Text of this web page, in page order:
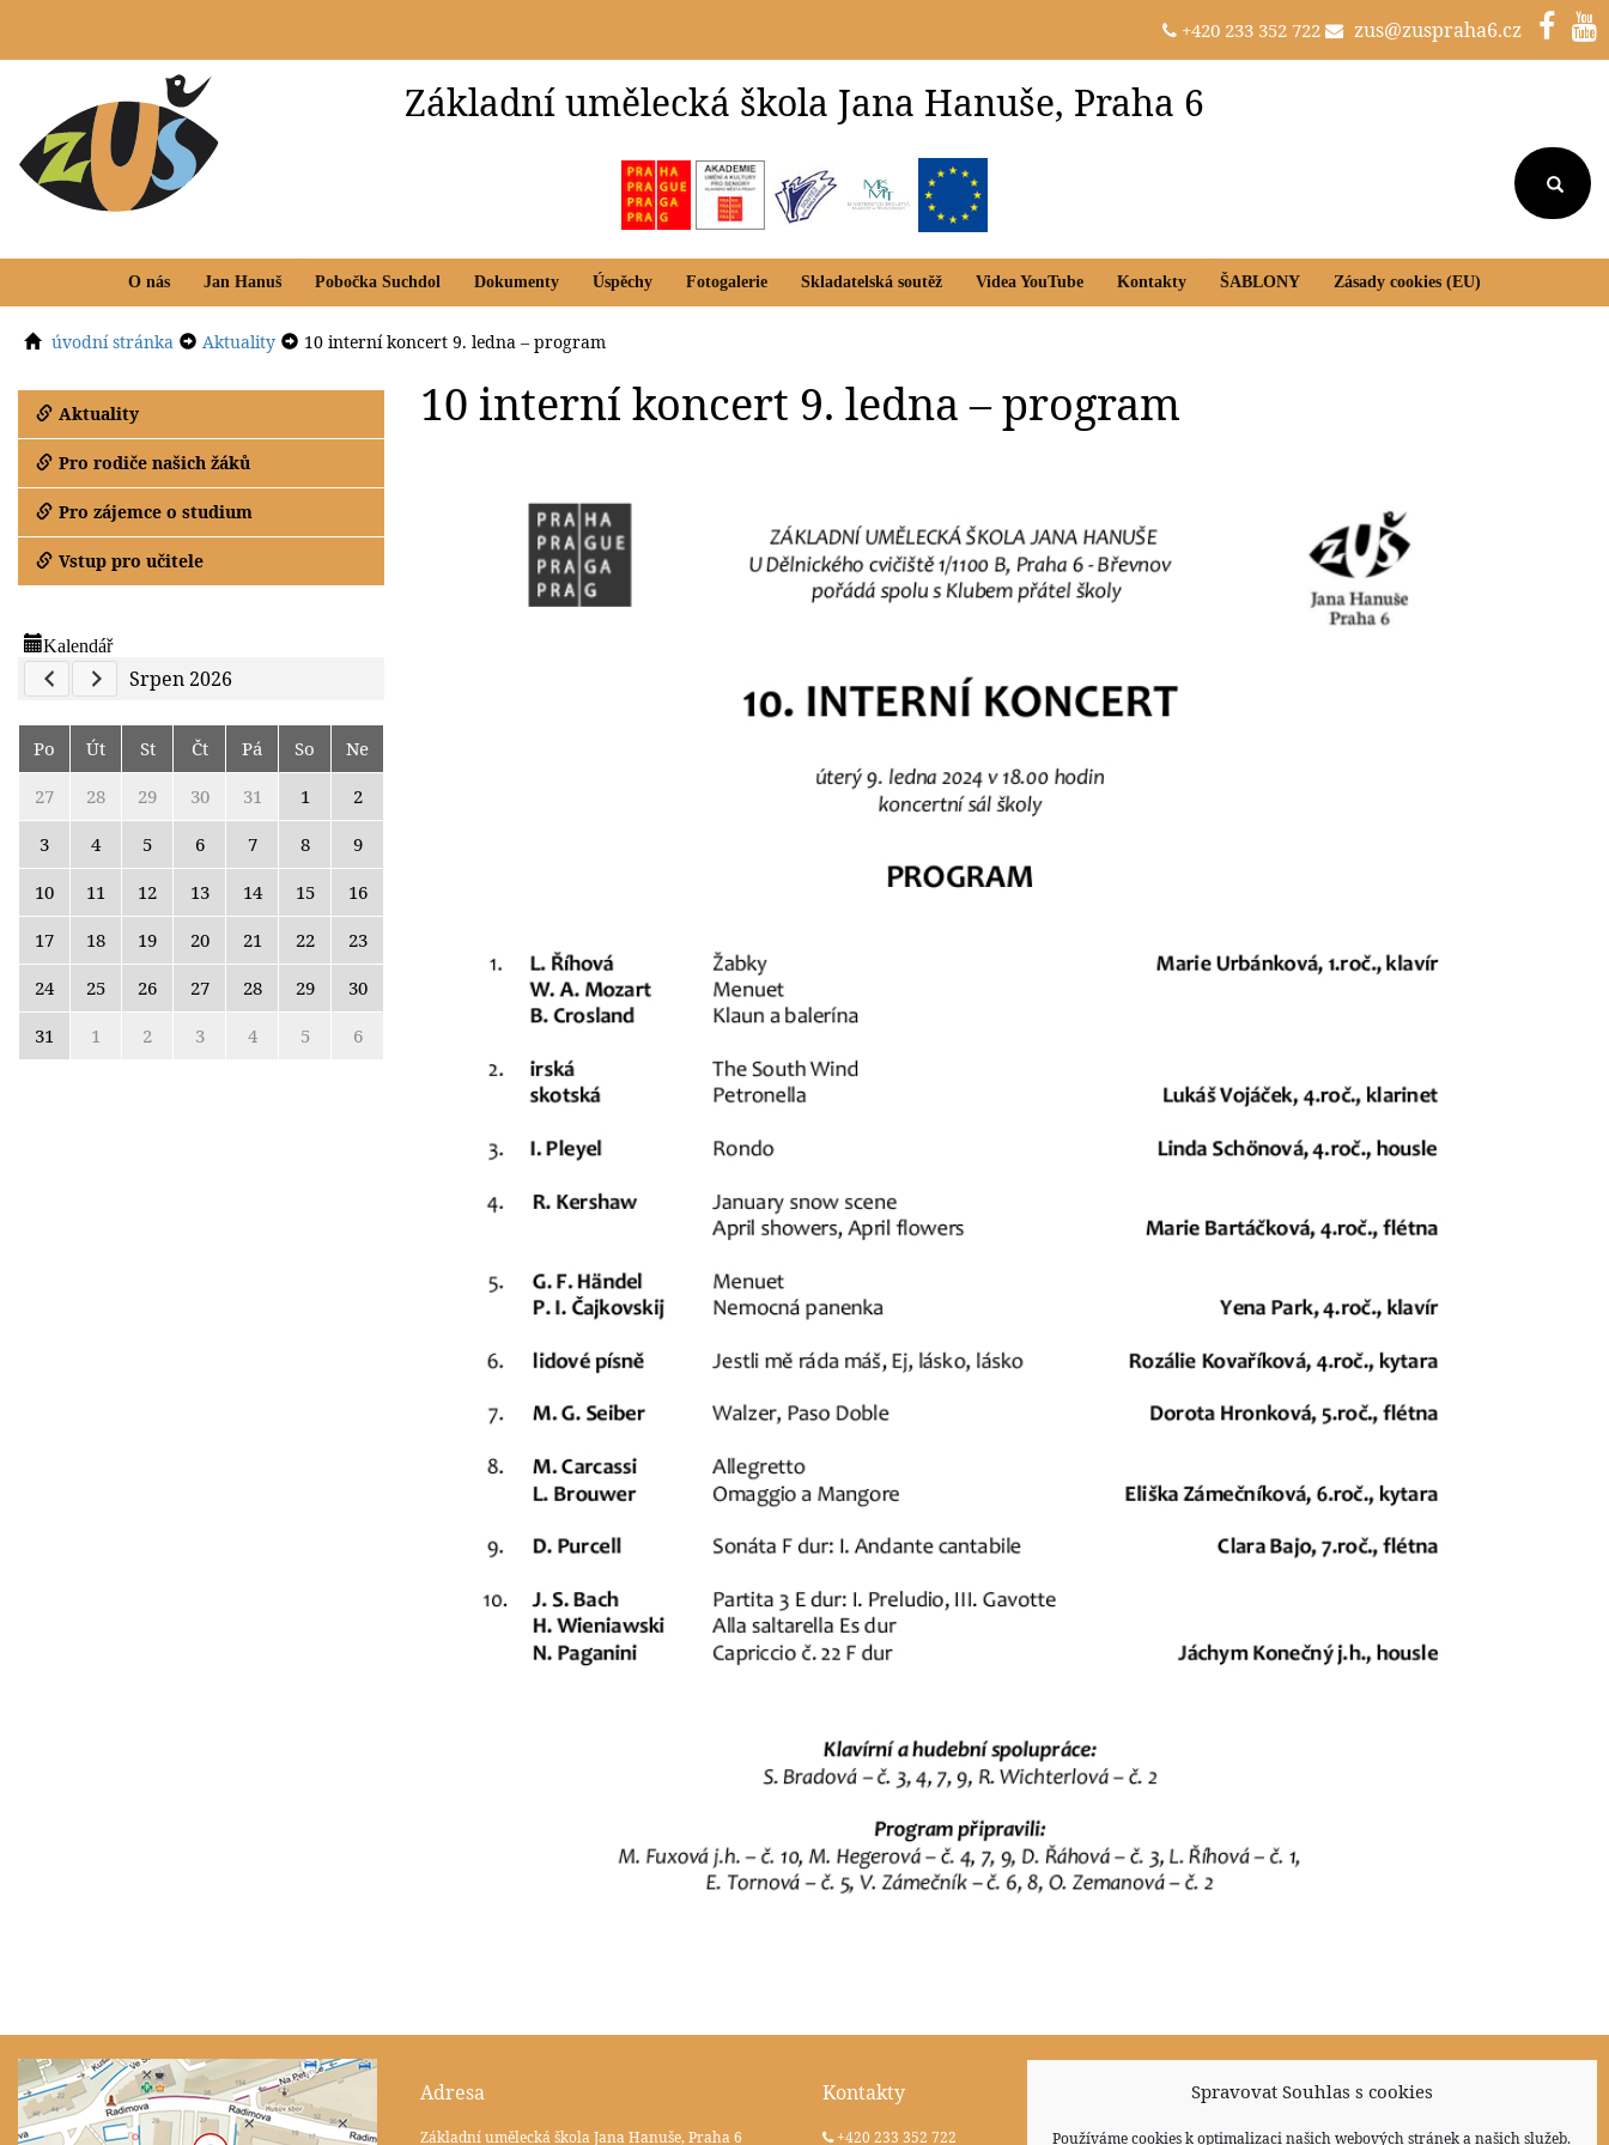
Spravovat Souhlas s cookies
Používáme cookies k optimalizaci našich webových stránek a našich služeb.
+420 233 352 722 zus@zuspraha6.cz
Základní umělecká škola Jana Hanuše, Praha 6
O nás Jan Hanuš Pobočka Suchdol Dokumenty Úspěchy Fotogalerie Skladatelská soutěž Videa YouTube Kontakty ŠABLONY Zásady cookies (EU)
úvodní stránka Aktuality 10 interní koncert 9. ledna – program
Aktuality
Pro rodiče našich žáků
Pro zájemce o studium
Vstup pro učitele
Kalendář
Previous Calendar
Next Calendar
Srpen 2026
Po Út St Čt Pá So
Ne
27
28 29 30 31 1
2
3
4 5 6 7 8
9
10
11 12 13 14 15
16
17
18 19 20 21 22
23
24
25 26 27 28 29
30
31
1 2 3 4 5 6
10 interní koncert 9. ledna – program
Adresa
Základní umělecká škola Jana Hanuše, Praha 6
Kontakty
+420 233 352 722
Sociální sítě